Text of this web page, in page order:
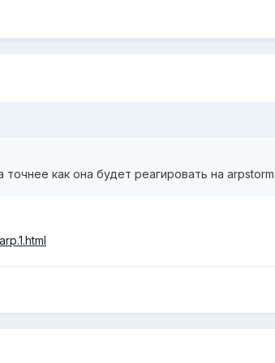
как она будет реагировать на arpstorm.